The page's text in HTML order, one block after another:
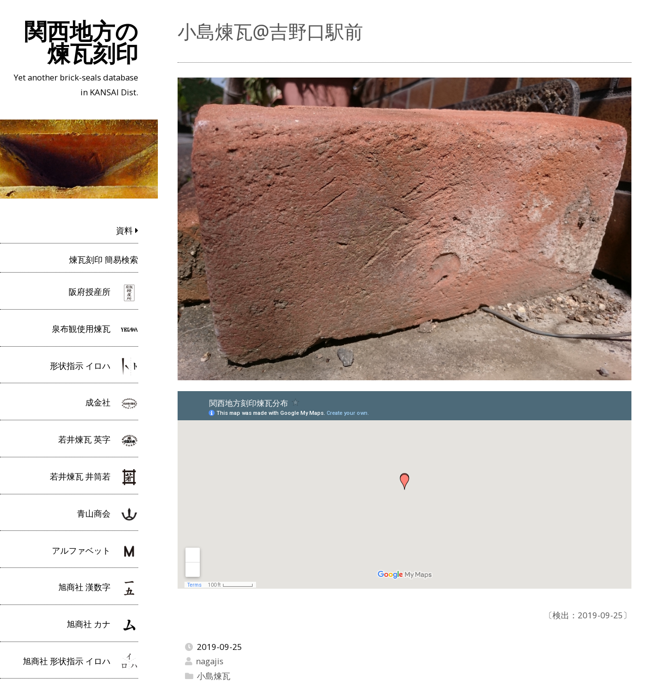
関西地方の
煉瓦刻印
Yet another brick-seals database
in KANSAI Dist.
資料
煉瓦刻印 簡易検索
阪府授産所
泉布観使用煉瓦
形状指示 イロハ
成金社
若井煉瓦 英字
若井煉瓦 井筒若
青山商会
アルファベット
旭商社 漢数字
旭商社 カナ
旭商社 形状指示 イロハ
小島煉瓦@吉野口駅前
〔検出：2019-09-25〕
2019-09-25
nagajis
小島煉瓦